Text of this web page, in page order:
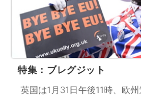
特集：ブレグジット
英国は1月31日午後11時、欧州